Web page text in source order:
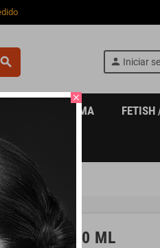
search person Iniciar
ÍNTIMA FETISH
60 ML
close